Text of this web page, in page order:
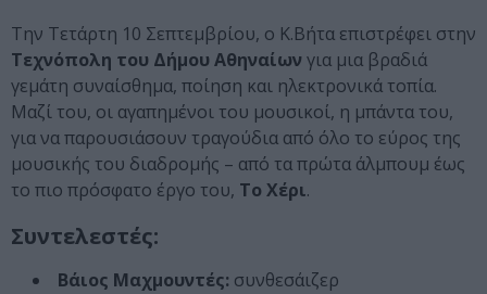
Την Τετάρτη 10 Σεπτεμβρίου, ο Κ.Βήτα επιστρέφει στην
Τεχνόπολη του Δήμου Αθηναίων για μια βραδιά
γεμάτη συναίσθημα, ποίηση και ηλεκτρονικά τοπία.
Μαζί του, οι αγαπημένοι του μουσικοί, η μπάντα του,
για να παρουσιάσουν τραγούδια από όλο το εύρος της
μουσικής του διαδρομής – από τα πρώτα άλμπουμ έως
το πιο πρόσφατο έργο του, Το Χέρι.
Συντελεστές:
Βάιος Μαχμουντές: συνθεσάιζερ